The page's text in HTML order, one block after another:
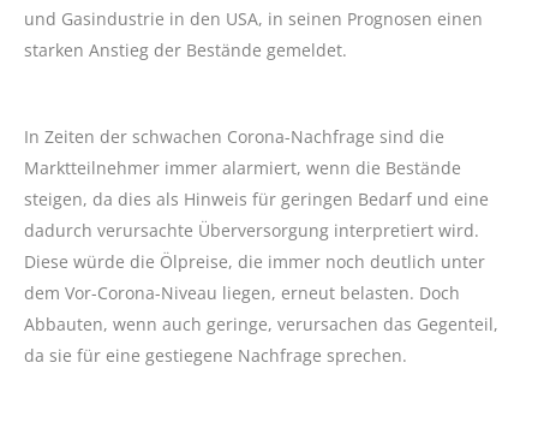
und Gasindustrie in den USA, in seinen Prognosen einen
starken Anstieg der Bestände gemeldet.
In Zeiten der schwachen Corona-Nachfrage sind die
Marktteilnehmer immer alarmiert, wenn die Bestände
steigen, da dies als Hinweis für geringen Bedarf und eine
dadurch verursachte Überversorgung interpretiert wird.
Diese würde die Ölpreise, die immer noch deutlich unter
dem Vor-Corona-Niveau liegen, erneut belasten. Doch
Abbauten, wenn auch geringe, verursachen das Gegenteil,
da sie für eine gestiegene Nachfrage sprechen.